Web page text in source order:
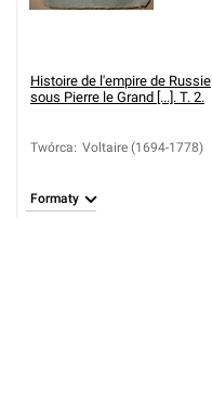
Histoire de l'empire de Russie
sous Pierre le Grand [...]. T. 2.
Twórca: Voltaire (1694-1778)
Formaty